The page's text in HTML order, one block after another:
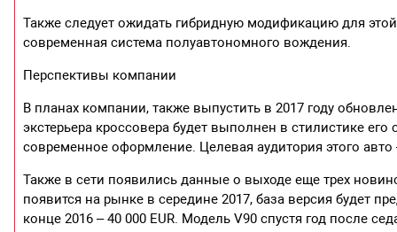
Также следует ожидать гибридную модификацию для
современная система полуавтономного вождения.
Перспективы компании
В планах компании, также выпустить в 2017 году
экстерьера кроссовера будет выполнен в стилистике
современное оформление. Целевая аудитория этого
Также в сети появились данные о выходе еще трех
появится на рынке в середине 2017, база версия будет
конце 2016 – 40 000 EUR. Модель V90 спустя год после